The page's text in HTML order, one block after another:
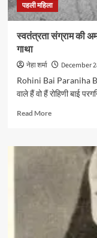
पहली महिला
स्वतंत्रता संग्राम की
गाथा
नेहा शर्मा December
Rohini Bai Paraniha
वाले हैं वो हैं रोहिणी बाई
Read MoreRead
स्वतंत्रता
परगनिहा